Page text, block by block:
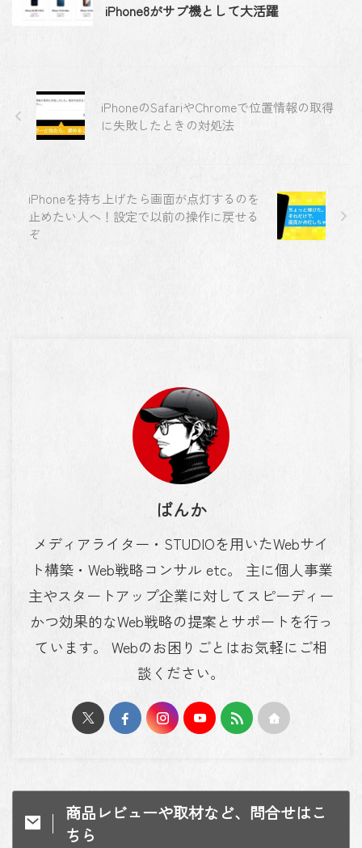
iPhone8がサブ機として大活躍
iPhoneのSafariやChromeで位置情報の取得
に失敗したときの対処法
iPhoneを持ち上げたら画面が点灯するのを
止めたい人へ！設定で以前の操作に戻せる
ぞ
ばんか
メディアライター・STUDIOを用いたWebサイ
ト構築・Web戦略コンサル etc。 主に個人事業
主やスタートアップ企業に対してスピーディー
かつ効果的なWeb戦略の提案とサポートを行っ
ています。 Webのお困りごとはお気軽にご相
談ください。
商品レビューや取材など、問合せはこ
ちら